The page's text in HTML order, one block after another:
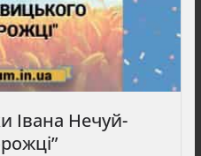
Івана Нечуй-